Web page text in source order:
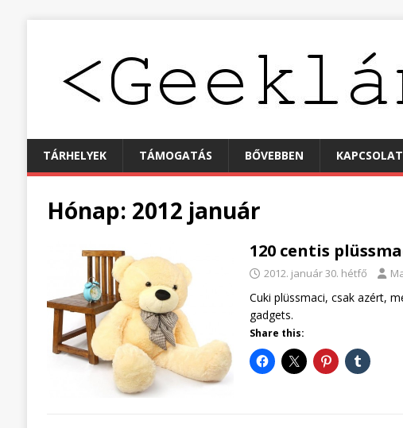
TÁRHELYEK TÁMOGATÁS BŐVEBBEN KAPCSOLAT
Hónap: 2012 január
120 centis
2012. január 30. hétfő
Cuki plüssmaci, csak azért,
gadgets.
Share this: